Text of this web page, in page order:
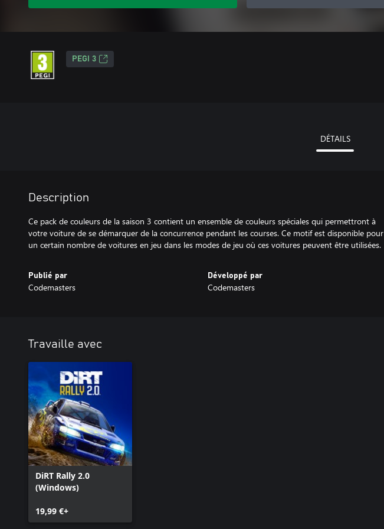
PEGI 3
DÉTAILS
Description
Ce pack de couleurs de la saison 3 contient un ensemble de couleurs spéciales qui permettront à
votre voiture de se démarquer de la concurrence pendant les courses. Ce motif est disponible pour
Publié par
Codemasters
Développé par
Codemasters
Travaille avec
DiRT Rally 2.0
(Windows)
19,99 €+